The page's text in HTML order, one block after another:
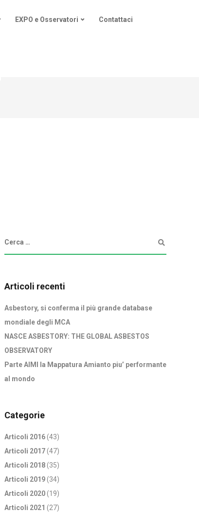
EXPO e Osservatori Contattaci
Articoli recenti
Asbestory, si conferma il più grande database
mondiale degli MCA
NASCE ASBESTORY: THE GLOBAL ASBESTOS
OBSERVATORY
Parte AIMI la Mappatura Amianto piu’ performante
al mondo
Categorie
Articoli 2016(43)
Articoli 2017(47)
Articoli 2018(35)
Articoli 2019(34)
Articoli 2020(19)
Articoli 2021 (27)